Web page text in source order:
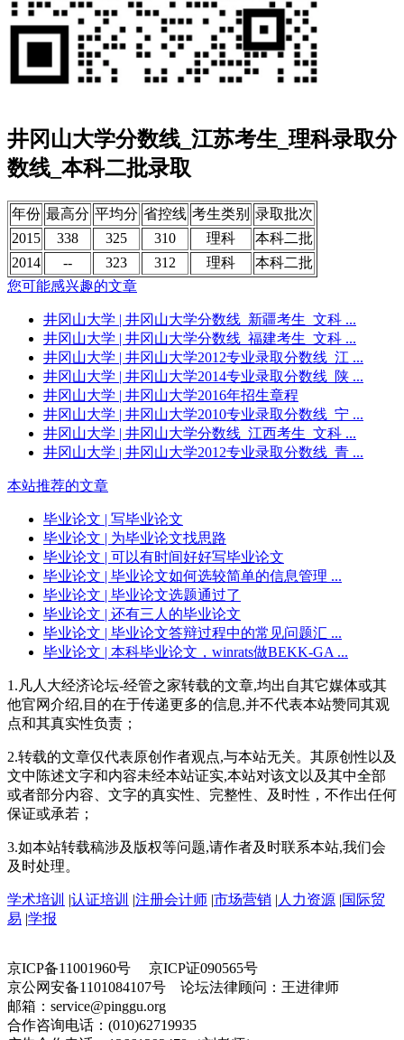
井冈山大学分数线_江苏考生_理科录取分
数线_本科二批录取
年份 最高分 平均分 省控线 考生类别 录取批次
2015
338 325 310 理科
本科二批
2014
-- 323 312 理科
本科二批
您可能感兴趣的文章
井冈山大学 | 井冈山大学分数线_新疆考生_文科 ...
井冈山大学 | 井冈山大学分数线_福建考生_文科 ...
井冈山大学 | 井冈山大学2012专业录取分数线_江 ...
井冈山大学 | 井冈山大学2014专业录取分数线_陕 ...
井冈山大学 | 井冈山大学2016年招生章程
井冈山大学 | 井冈山大学2010专业录取分数线_宁 ...
井冈山大学 | 井冈山大学分数线_江西考生_文科 ...
井冈山大学 | 井冈山大学2012专业录取分数线_青 ...
本站推荐的文章
毕业论文 | 写毕业论文
毕业论文 | 为毕业论文找思路
毕业论文 | 可以有时间好好写毕业论文
毕业论文 | 毕业论文如何选较简单的信息管理 ...
毕业论文 | 毕业论文选题通过了
毕业论文 | 还有三人的毕业论文
毕业论文 | 毕业论文答辩过程中的常见问题汇 ...
毕业论文 | 本科毕业论文，winrats做BEKK-GA ...
1.凡人大经济论坛-经管之家转载的文章,均出自其它媒体或其
他官网介绍,目的在于传递更多的信息,并不代表本站赞同其观
点和其真实性负责；
2.转载的文章仅代表原创作者观点,与本站无关。其原创性以及
文中陈述文字和内容未经本站证实,本站对该文以及其中全部
或者部分内容、文字的真实性、完整性、及时性，不作出任何
保证或承若；
3.如本站转载稿涉及版权等问题,请作者及时联系本站,我们会
及时处理。
学术培训 |认证培训 |注册会计师 |市场营销 | 人力资源 |国际贸
易 |学报
京ICP备11001960号 京ICP证090565号
京公网安备1101084107号 论坛法律顾问：王进律师
邮箱：service@pinggu.org
合作咨询电话：(010)62719935